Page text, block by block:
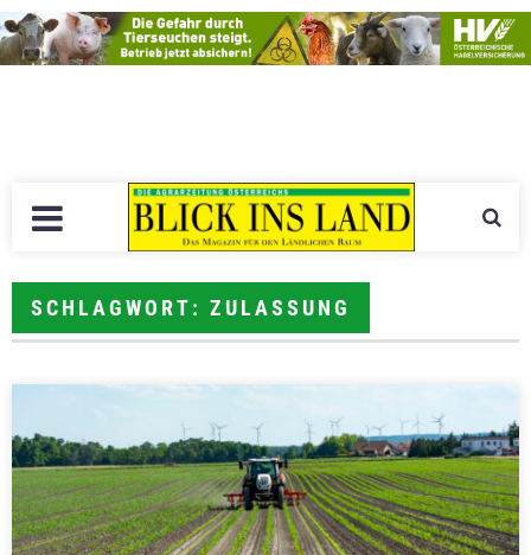
SCHLAGWORT: ZULASSUNG